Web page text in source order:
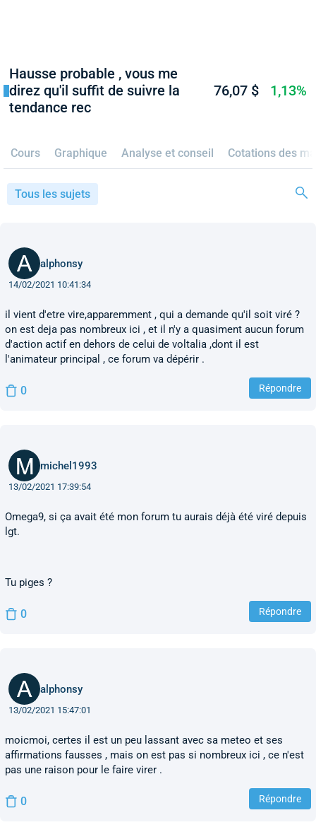
Hausse probable , vous me
direz qu'il suffit de suivre la
tendance rec
76,07 $ 1,13%
Cours Graphique Analyse et conseil Cotations des
Tous les sujets
alphonsy
14/02/2021 10:41:34
il vient d'etre vire,apparemment , qui a demande qu'il soit viré ?
on est deja pas nombreux ici , et il n'y a quasiment aucun forum
d'action actif en dehors de celui de voltalia ,dont il est
l'animateur principal , ce forum va dépérir .
0 Répondre
michel1993
13/02/2021 17:39:54
Omega9, si ça avait été mon forum tu aurais déjà été viré depuis
lgt.
Tu piges ?
0 Répondre
alphonsy
13/02/2021 15:47:01
moicmoi, certes il est un peu lassant avec sa meteo et ses
affirmations fausses , mais on est pas si nombreux ici , ce n'est
pas une raison pour le faire virer .
0 Répondre